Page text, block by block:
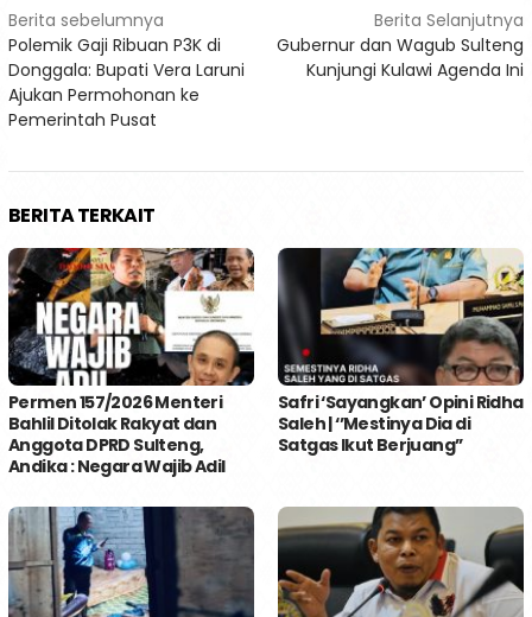
Navigasi
pos
Berita sebelumnya
Polemik Gaji Ribuan P3K di
Donggala: Bupati Vera Laruni
Ajukan Permohonan ke
Pemerintah Pusat
Berita Selanjutnya
Gubernur dan Wagub Sulteng
Kunjungi Kulawi Agenda Ini
BERITA TERKAIT
Permen 157/2026 Menteri
Bahlil Ditolak Rakyat dan
Anggota DPRD Sulteng,
Andika : Negara Wajib Adil
Safri ‘Sayangkan’ Opini Ridha
Saleh | ‘’Mestinya Dia di
Satgas Ikut Berjuang’’